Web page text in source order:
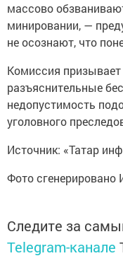
массово
минировании, —
не осознают, что
Комиссия призывает
разъяснительные
недопустимость
уголовного
Источник: «Татар
Фото сгенерировано
Следите за
Telegram-канале